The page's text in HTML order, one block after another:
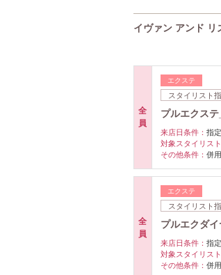
イヴァン アンド
全
員
エクステ
スタイリスト
プルエクス
来店日条件： 指
対象スタイリスト
その他条件： 併
全
員
エクステ
スタイリスト
プルエクダ
来店日条件： 指
対象スタイリスト
その他条件： 併